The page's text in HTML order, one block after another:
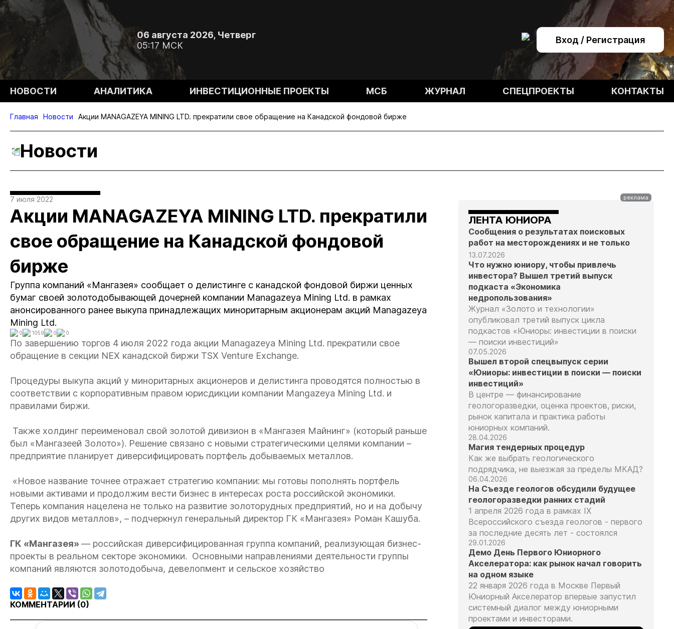
06 августа 2026, Четверг
05:17 МСК
Вход / Регистрация
НОВОСТИ АНАЛИТИКА ИНВЕСТИЦИОННЫЕ ПРОЕКТЫ МСБ ЖУРНАЛ СПЕЦПРОЕКТЫ КОНТАКТЫ
Главная Новости Акции MANAGAZEYA MINING LTD. прекратили свое обращение на Канадской фондовой бирже
Новости
7 июля 2022
Акции MANAGAZEYA MINING LTD. прекратили
свое обращение на Канадской фондовой
бирже
Группа компаний «Мангазея» сообщает о делистинге с канадской фондовой биржи ценных
бумаг своей золотодобывающей дочерней компании Managazeya Mining Ltd. в рамках
анонсированного ранее выкупа принадлежащих миноритарным акционерам акций Managazeya
Mining Ltd.
0 1059 0 0
По завершению торгов 4 июля 2022 года акции Managazeya Mining Ltd. прекратили свое
обращение в секции NEX канадской биржи TSX Venture Exchange.
Процедуры выкупа акций у миноритарных акционеров и делистинга проводятся полностью в
соответствии с корпоративным правом юрисдикции компании Mangazeya Mining Ltd. и
правилами биржи.
Также холдинг переименовал свой золотой дивизион в «Мангазея Майнинг» (который раньше
был «Мангазеей Золото»). Решение связано с новыми стратегическими целями компании –
предприятие планирует диверсифицировать портфель добываемых металлов.
«Новое название точнее отражает стратегию компании: мы готовы пополнять портфель
новыми активами и продолжим вести бизнес в интересах роста российской экономики.
Теперь компания нацелена не только на развитие золоторудных предприятий, но и на добычу
других видов металлов», – подчеркнул генеральный директор ГК «Мангазея» Роман Кашуба.
ГК «Мангазея» — российская диверсифицированная группа компаний, реализующая бизнес-
проекты в реальном секторе экономики. Основными направлениями деятельности группы
компаний являются золотодобыча, девелопмент и сельское хозяйство
КОММЕНТАРИИ (0)
ЛЕНТА ЮНИОРА
Сообщения о результатах поисковых
работ на месторождениях и не только
13.07.2026
Что нужно юниору, чтобы привлечь
инвестора? Вышел третий выпуск
подкаста «Экономика
недропользования»
Журнал «Золото и технологии»
опубликовал третий выпуск цикла
подкастов «Юниоры: инвестиции в поиски
— поиски инвестиций»
07.05.2026
Вышел второй спецвыпуск серии
«Юниоры: инвестиции в поиски — поиски
инвестиций»
В центре — финансирование
геологоразведки, оценка проектов, риски,
рынок капитала и практика работы
юниорных компаний.
28.04.2026
Магия тендерных процедур
Как же выбрать геологического
подрядчика, не выезжая за пределы МКАД?
06.04.2026
На Съезде геологов обсудили будущее
геологоразведки ранних стадий
1 апреля 2026 года в рамках IX
Всероссийского съезда геологов - первого
за последние десять лет - состоялся
29.01.2026
Демо День Первого Юниорного
Акселератора: как рынок начал говорить
на одном языке
22 января 2026 года в Москве Первый
Юниорный Акселератор впервые запустил
системный диалог между юниорными
проектами и инвесторами.